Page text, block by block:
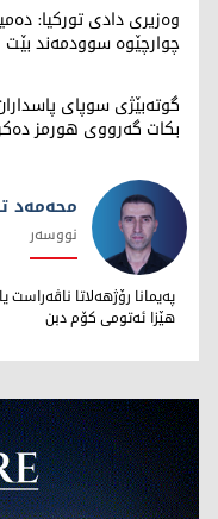
وەزیری دادی تورکیا:
چوارچێوە سوودمەند بێت
گوتەبێژی سوپای
بکات گەرووی هورمز
محەمەد تاهر زێبارى
محەمەد
نووسەر
پەیمانا رۆژهەلاتا
هێزا ئەتومى کۆم دبن